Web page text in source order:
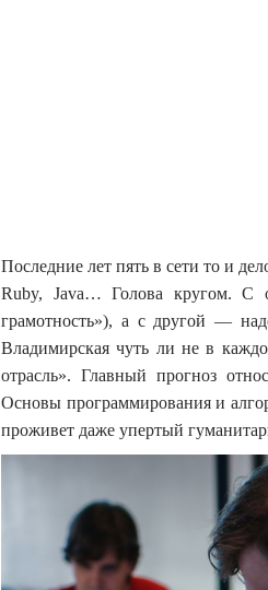
Последние лет пять в сети то и
Ruby, Java… Голова кругом. С
грамотность»), а с другой —
Владимирская чуть ли не в
отрасль».Главный прогноз
Основы программирования и
проживет даже упертый